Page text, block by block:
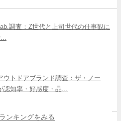
調査：Z世代と上司世代の仕事観に
ウトドアブランド調査：ザ・ノー
認知率・好感度・品...
ンキングをみる